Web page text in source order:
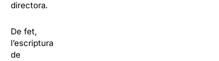
directora.
De fet,
l’escriptura
de